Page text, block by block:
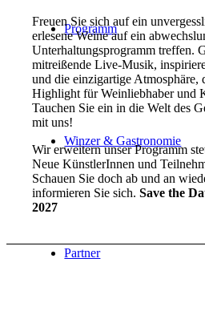
Programm
Winzer & Gastronomie
Partner
Freuen Sie sich auf ein
erlesene Weine auf ein
Unterhaltungsprogramm treffen.
mitreißende Live-Musik,
und die einzigartige Atmosphäre,
Highlight für Weinliebhaber und
Tauchen Sie ein in die Welt des
mit uns!
Wir erweitern unser Programm
Neue KünstlerInnen und
Schauen Sie doch ab und an
informieren Sie sich.Save the
2027